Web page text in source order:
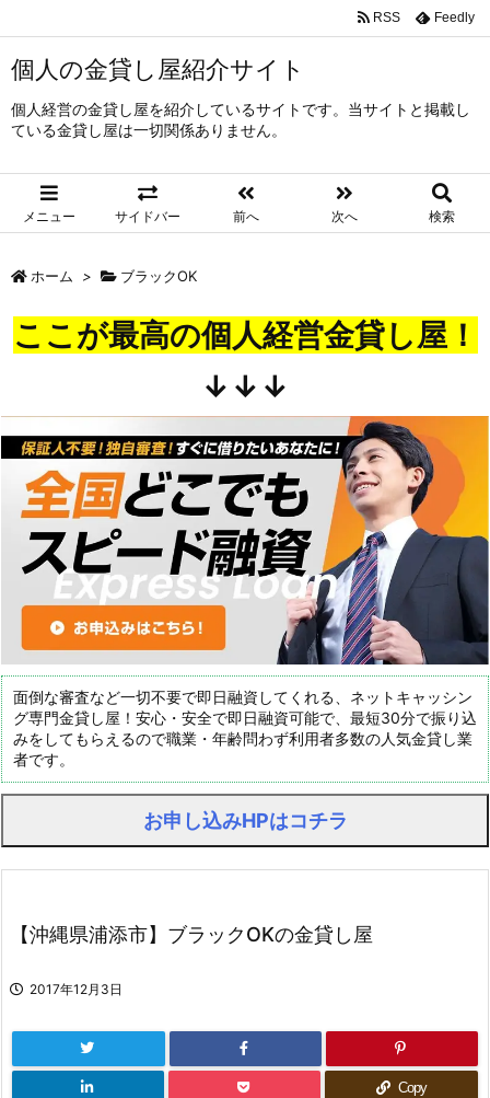
個人の金貸し屋紹介サイト
個人経営の金貸し屋を紹介しているサイトです。当サイトと掲載し
ている金貸し屋は一切関係ありません。
メニュー サイドバー 前へ 次へ 検索
RSS Feedly
ホーム > ブラックOK
ここが最高の個人経営金貸し屋！
↓↓↓
面倒な審査など一切不要で即日融資してくれる、ネットキャッシン
グ専門金貸し屋！安心・安全で即日融資可能で、最短30分で振り込
みをしてもらえるので職業・年齢問わず利用者多数の人気金貸し業
者です。
お申し込みHPはコチラ
【沖縄県浦添市】ブラックOKの金貸し屋
2017年12月3日
Copy